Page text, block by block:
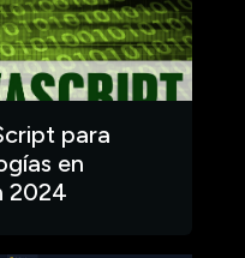
para
en
2024